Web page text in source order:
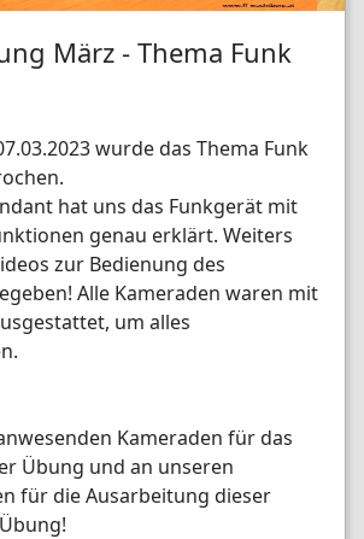
März - Thema Funk
wurde das Thema Funk
hat uns das Funkgerät mit
genau erklärt. Weiters
zur Bedienung des
Alle Kameraden waren mit
um alles
Kameraden für das
Übung und an unseren
für die Ausarbeitung dieser